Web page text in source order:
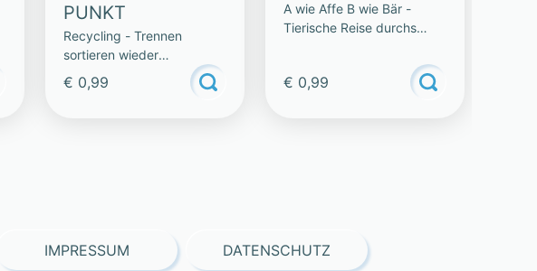
PUNKT
Recycling - Trennen
sortieren wieder
verwenden
€ 0,99
A wie Affe B wie Bär -
Tierische Reise durchs
€ 0,99
IMPRESSUM DATENSCHUTZ